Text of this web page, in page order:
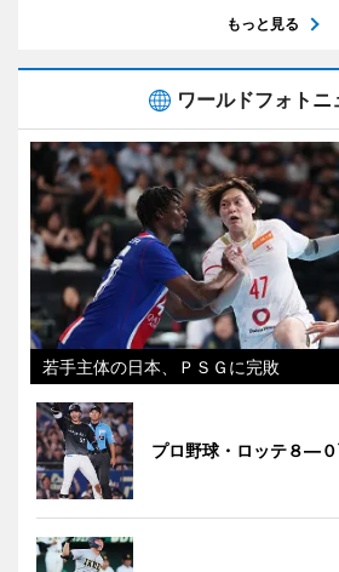
もっと見る
ワールドフォトニ
若手主体の日本、ＰＳＧに完敗
プロ野球・ロッテ８―